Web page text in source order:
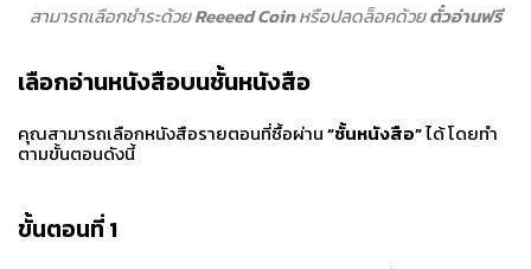
สามารถเลือกชำระด้วยReeeed Coinหรือปลดล็อคด้วยตั๋วอ่านฟรี
เลือกอ่านหนังสือบนชั้นหนังสือ
คุณสามารถเลือกหนังสือรายตอนที่ซื้อผ่าน“ชั้นหนังสือ”ได้ โดยทำ
ตามขั้นตอนดังนี้
ขั้นตอนที่ 1